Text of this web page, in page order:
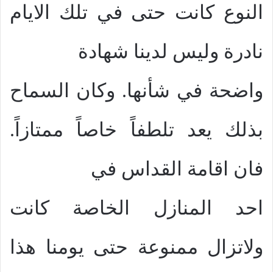
النوع كانت حتى في تلك الايام
نادرة وليس لدينا شهادة
واضحة في شأنها. وكان السماح
بذلك يعد تلطفاً خاصاً ممتازاً.
فان اقامة القداس في
احد المنازل الخاصة كانت
ولاتزال ممنوعة حتى يومنا هذا